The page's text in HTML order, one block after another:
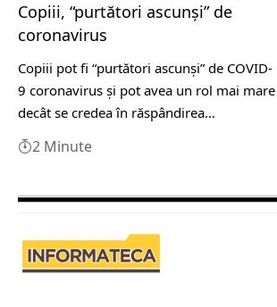
Copiii, “purtători ascunşi” de
coronavirus
Copiii pot fi “purtători ascunşi” de COVID-
9 coronavirus şi pot avea un rol mai mare
decât se credea în răspândirea…
2 Minute